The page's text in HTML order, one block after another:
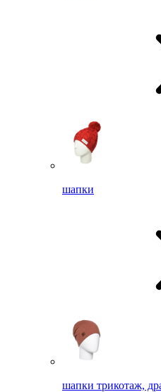
шапки
шапки трикотаж,